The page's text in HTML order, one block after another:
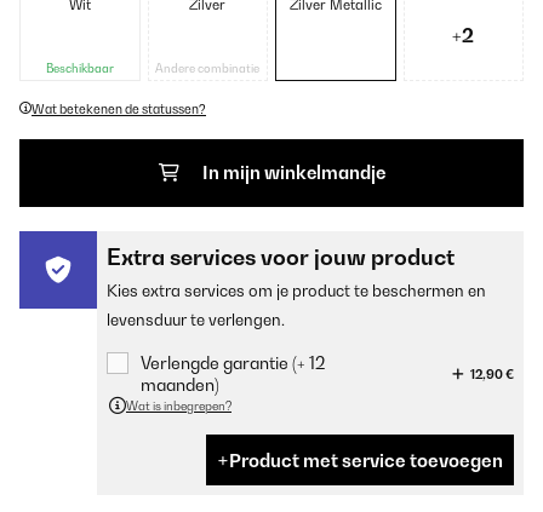
Wit
Beschikbaar
Zilver
Andere combinatie
Zilver Metallic
+2
Wat betekenen de statussen?
In mijn winkelmandje
Extra services voor jouw product
Kies extra services om je product te beschermen en
levensduur te verlengen.
Verlengde garantie (+ 12
maanden)
12,90 €
Wat is inbegrepen?
Product met service toevoegen